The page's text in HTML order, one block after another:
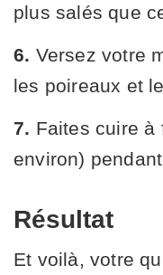
plus salés que
6. Versez votre
les poireaux et
7. Faites cuire à
environ)
Résultat
Et voilà, votre